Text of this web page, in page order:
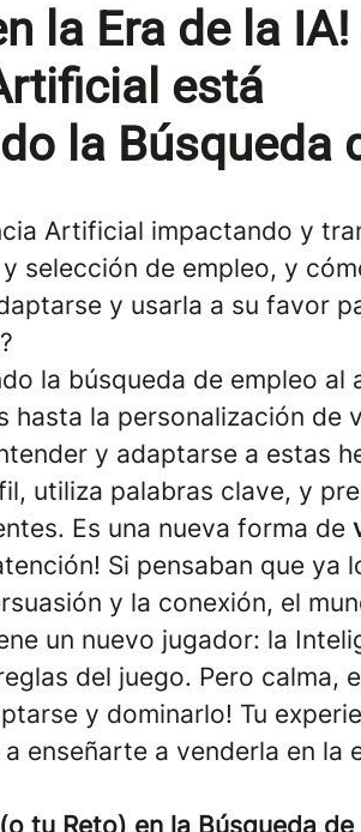
la Era de la
está
la Búsqueda
Artificial impactando y
selección de empleo, y
y usarla a su favor
la búsqueda de empleo al
hasta la personalización de
y adaptarse a estas
utiliza palabras clave, y
Es una nueva forma de
Si pensaban que ya
y la conexión, el
un nuevo jugador: la
del juego. Pero calma,
y dominarlo! Tu
enseñarte a venderla en la
tu Reto) en la Búsqueda de